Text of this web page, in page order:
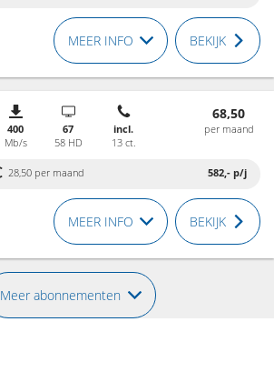
MEER INFO BEKIJK
400
Mb/s
67
58 HD
incl.
13 ct.
68,50
per maand
28,50 per maand 582,- p/j
MEER INFO BEKIJK
Meer abonnementen